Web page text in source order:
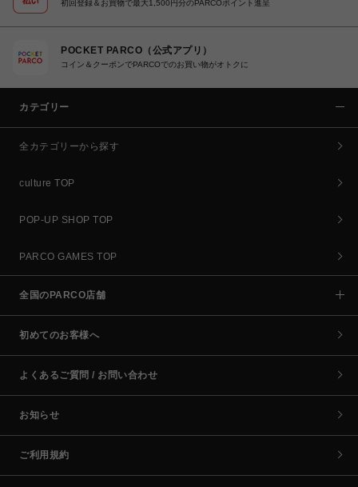
初回登録＆お買物で最大1,500円分のPARCOポイント進呈
POCKET PARCO（公式アプリ）
コイン＆クーポンでPARCOでのお買い物がオトクに
カテゴリー
全カテゴリーから探す
culture TOP
POP-UP SHOP TOP
PARCO GAMES TOP
全国のPARCO店舗
初めてのお客様へ
よくあるご質問 / お問い合わせ
お知らせ
ご利用規約